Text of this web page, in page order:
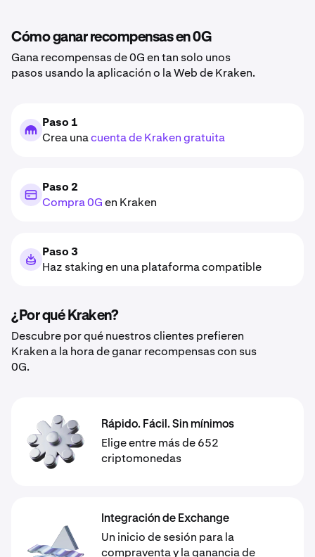
Cómo ganar recompensas en 0G
Gana recompensas de 0G en tan solo unos
pasos usando la aplicación o la Web de Kraken.
Paso 1
Crea unacuenta de Kraken gratuita
Paso 2
Compra 0Gen Kraken
Paso 3
Haz staking en una plataforma compatible
¿Por qué Kraken?
Descubre por qué nuestros clientes prefieren
Kraken a la hora de ganar recompensas con sus
0G.
Rápido. Fácil. Sin mínimos
Elige entre más de 652
criptomonedas
Integración de Exchange
Un inicio de sesión para la
compraventa y la ganancia de